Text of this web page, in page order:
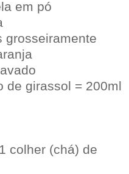
em pó
grosseiramente
de girassol = 200ml
colher (chá) de